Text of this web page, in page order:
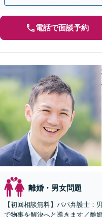
電話で面談予約
離婚・男女問題
【初回相談無料】パパ弁護士：
で物事を解決へと導きます／離